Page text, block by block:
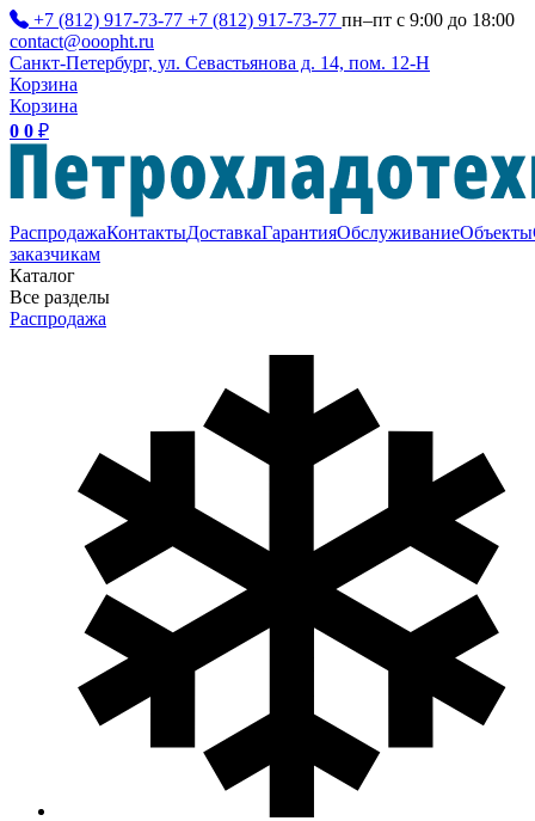
+7 (812) 917-73-77 +7 (812) 917-73-77 пн–пт с 9:00 до 18:00
contact@ooopht.ru
Санкт-Петербург, ул. Севастьянова д. 14, пом. 12-Н
Корзина
Корзина
0 0 ₽
РаспродажаКонтактыДоставкаГарантияОбслуживаниеОбъекты
заказчикам
Каталог
Все разделы
Распродажа